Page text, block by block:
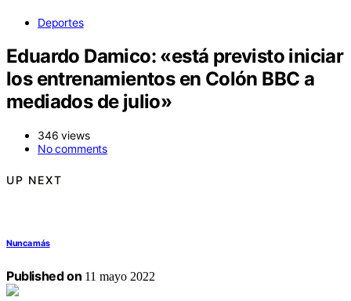
Deportes
Eduardo Damico: «está previsto iniciar
los entrenamientos en Colón BBC a
mediados de julio»
346 views
No comments
UP NEXT
Nunca más
Published on 11 mayo 2022